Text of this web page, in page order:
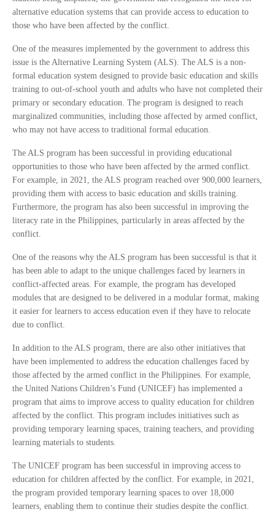
alternative education systems that can provide access to education to
those who have been affected by the conflict.
One of the measures implemented by the government to address this
issue is the Alternative Learning System (ALS). The ALS is a non-
formal education system designed to provide basic education and skills
training to out-of-school youth and adults who have not completed their
primary or secondary education. The program is designed to reach
marginalized communities, including those affected by armed conflict,
who may not have access to traditional formal education.
The ALS program has been successful in providing educational
opportunities to those who have been affected by the armed conflict.
For example, in 2021, the ALS program reached over 900,000 learners,
providing them with access to basic education and skills training.
Furthermore, the program has also been successful in improving the
literacy rate in the Philippines, particularly in areas affected by the
conflict.
One of the reasons why the ALS program has been successful is that it
has been able to adapt to the unique challenges faced by learners in
conflict-affected areas. For example, the program has developed
modules that are designed to be delivered in a modular format, making
it easier for learners to access education even if they have to relocate
due to conflict.
In addition to the ALS program, there are also other initiatives that
have been implemented to address the education challenges faced by
those affected by the armed conflict in the Philippines. For example,
the United Nations Children’s Fund (UNICEF) has implemented a
program that aims to improve access to quality education for children
affected by the conflict. This program includes initiatives such as
providing temporary learning spaces, training teachers, and providing
learning materials to students.
The UNICEF program has been successful in improving access to
education for children affected by the conflict. For example, in 2021,
the program provided temporary learning spaces to over 18,000
learners, enabling them to continue their studies despite the conflict.